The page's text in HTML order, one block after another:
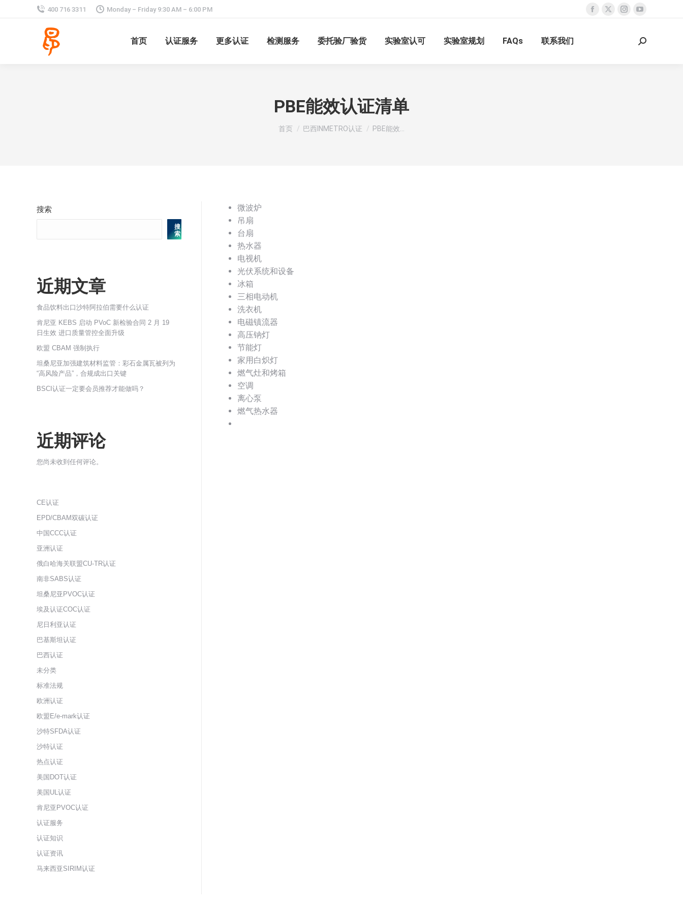
400 716 3311 Monday – Friday 9:30 AM – 6:00 PM
Facebook
X
Instagram
opens
YouTube
opens
首页 认证服务 更多认证 检测服务 委托验厂验货 实验室认可 实验室规划 FAQs 联系我们 Search:
PBE能效认证清单
您在这里：
首页 巴西INMETRO认证 PBE能效…
微波炉
吊扇
台扇
热水器
电视机
光伏系统和设备
冰箱
三相电动机
洗衣机
电磁镇流器
高压钠灯
节能灯
家用白炽灯
燃气灶和烤箱
空调
离心泵
燃气热水器
搜索
搜
索
近期文章
食品饮料出口沙特阿拉伯需要什么认证
肯尼亚 KEBS 启动 PVoC 新检验合同 2 月 19
日生效 进口质量管控全面升级
欧盟 CBAM 强制执行
坦桑尼亚加强建筑材料监管：彩石金属瓦被列为
“高风险产品”，合规成出口关键
BSCI认证一定要会员推荐才能做吗？
近期评论
您尚未收到任何评论。
CE认证
EPD/CBAM双碳认证
中国CCC认证
亚洲认证
俄白哈海关联盟CU-TR认证
南非SABS认证
坦桑尼亚PVOC认证
埃及认证COC认证
尼日利亚认证
巴基斯坦认证
巴西认证
未分类
标准法规
欧洲认证
欧盟E/e-mark认证
沙特SFDA认证
沙特认证
热点认证
美国DOT认证
美国UL认证
肯尼亚PVOC认证
认证服务
认证知识
认证资讯
马来西亚SIRIM认证